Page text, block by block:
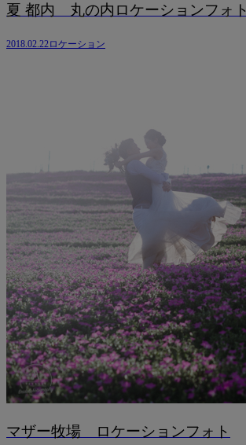
夏 都内 丸の内ロケーションフォト
2018.02.22ロケーション
マザー牧場 ロケーションフォト